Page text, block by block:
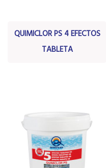
QUIMICLOR PS 4 EFECTOS
TABLETA